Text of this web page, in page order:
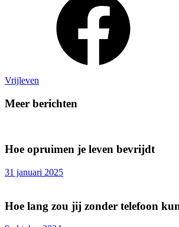
Vrijleven
Meer berichten
Hoe opruimen je leven bevrijdt
31 januari 2025
Hoe lang zou jij zonder telefoon